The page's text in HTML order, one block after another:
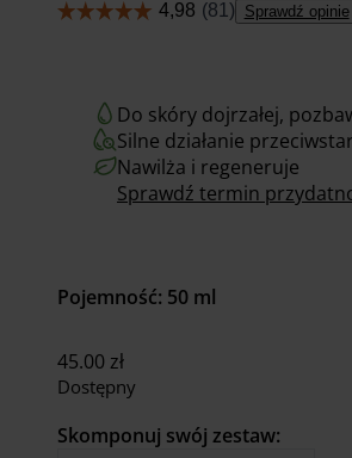
Sprawdź opinie
Do skóry dojrzałej,
Silne działanie
Nawilża i regeneruje
Sprawdź termin
Pojemność: 50 ml
45.00 zł
Dostępny
Skomponuj swój zestaw: